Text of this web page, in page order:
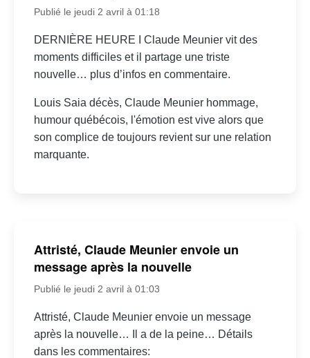
Publié le jeudi 2 avril à 01:18
DERNIÈRE HEURE I Claude Meunier vit des
moments difficiles et il partage une triste
nouvelle… plus d’infos en commentaire.
Louis Saia décès, Claude Meunier hommage,
humour québécois, l'émotion est vive alors que
son complice de toujours revient sur une relation
marquante.
Attristé, Claude Meunier envoie un
message après la nouvelle
Publié le jeudi 2 avril à 01:03
Attristé, Claude Meunier envoie un message
après la nouvelle… Il a de la peine… Détails
dans les commentaires: